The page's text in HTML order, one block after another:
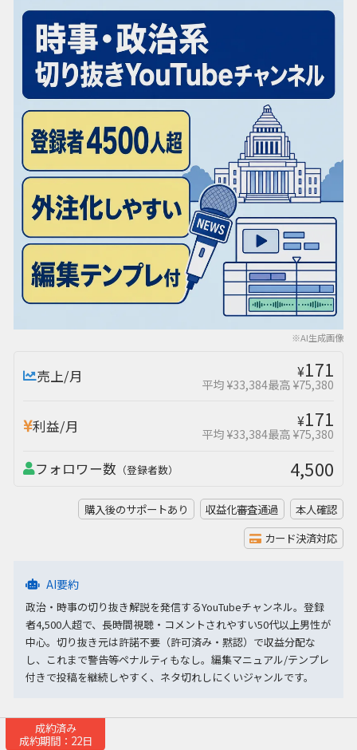
※AI生成画像
売上/月 ¥171
平均 ¥33,384最高 ¥75,380
利益/月 ¥171
平均 ¥33,384最高 ¥75,380
フォロワー数 （登録者数） 4,500
購入後のサポートあり 収益化審査通過
本人確認
カード決済対応
AI要約
政治・時事の切り抜き解説を発信するYouTubeチャンネル。登録
者4,500人超で、長時間視聴・コメントされやすい50代以上男性が
中心。切り抜き元は許諾不要（許可済み・黙認）で収益分配な
し、これまで警告等ペナルティもなし。編集マニュアル/テンプレ
付きで投稿を継続しやすく、ネタ切れしにくいジャンルです。
成約済み
成約期間：22日